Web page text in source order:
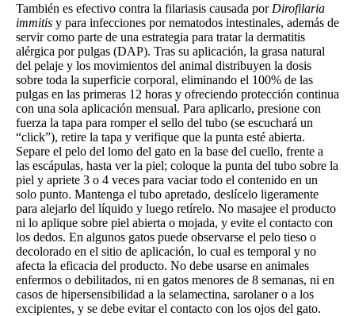
También es efectivo contra la filariasis causada por Dirofilaria
immitis y para infecciones por nematodos intestinales, además de
servir como parte de una estrategia para tratar la dermatitis
alérgica por pulgas (DAP). Tras su aplicación, la grasa natural
del pelaje y los movimientos del animal distribuyen la dosis
sobre toda la superficie corporal, eliminando el 100% de las
pulgas en las primeras 12 horas y ofreciendo protección continua
con una sola aplicación mensual. Para aplicarlo, presione con
fuerza la tapa para romper el sello del tubo (se escuchará un
“click”), retire la tapa y verifique que la punta esté abierta.
Separe el pelo del lomo del gato en la base del cuello, frente a
las escápulas, hasta ver la piel; coloque la punta del tubo sobre la
piel y apriete 3 o 4 veces para vaciar todo el contenido en un
solo punto. Mantenga el tubo apretado, deslícelo ligeramente
para alejarlo del líquido y luego retírelo. No masajee el producto
ni lo aplique sobre piel abierta o mojada, y evite el contacto con
los dedos. En algunos gatos puede observarse el pelo tieso o
decolorado en el sitio de aplicación, lo cual es temporal y no
afecta la eficacia del producto. No debe usarse en animales
enfermos o debilitados, ni en gatos menores de 8 semanas, ni en
casos de hipersensibilidad a la selamectina, sarolaner o a los
excipientes, y se debe evitar el contacto con los ojos del gato.